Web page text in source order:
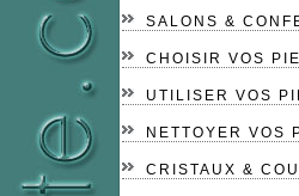
SALONS &
CHOISIR VOS
UTILISER VOS
NETTOYER VOS
CRISTAUX &